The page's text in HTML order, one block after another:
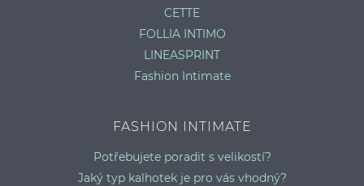
CETTE
FOLLIA INTIMO
LINEASPRINT
Fashion Intimate
FASHION INTIMATE
Potřebujete poradit s velikostí?
Jaký typ kalhotek je pro vás vhodný?